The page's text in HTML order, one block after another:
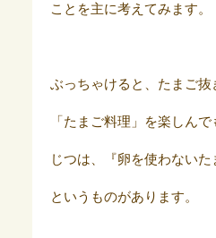
ことを主に考えてみます。
ぶっちゃけると、たまご抜
「たまご料理」を楽しんで
じつは、『卵を使わないた
というものがあります。